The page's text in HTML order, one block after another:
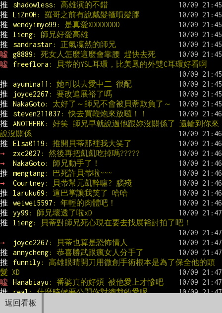
返回看板
推
shadowless: 高雄演的不錯
推
LiZnOH : 羅哥之前有說戴髮箍噴髮膠
推
wendyimyo99 : 是真愛XDDDDDDD
推
lieng: 師兄好愛高雄
推
sandrastar : 正氣凜然的師兄
噓
g8889 : 死女人怎麼這麼會靠腰 趕快去死
噓
freeflora : 貝蒂的YSL耳環，比美鳳的外雙C耳環好看啊
推 ayumina11 : 她可以去愛中二 很配
推
joyce2267 : 要改追展裕了嗎
推
NakaGoto: 太好了～師兄不會被貝蒂欺負了～
推
steven211037 : 快去買鞭炮來放囉！！
推
ANOTHERK: 好笑 師兄早就說過他跟妳沒關係了 還輪到你來
說沒關係
推
Elsa0119 : 推開貝蒂那裡我大笑了
→
zxc2027 : 然後再把凱凱吃掉嗎?????
→
NakaGoto: 師兄動手了！
推
mengtang: 巴死許貝蒂啦~~~
→
Courtney : 貝蒂幫元凱幹嘛? 腦殘
推
laruku69 : 這巴掌讓我笑了 哈哈
推
weiwei5597 : 年輕的肉體吧！
推
yy99 : 師兄壞透了啦xD
推
lieng: 貝蒂對師兄死心現在要去找展裕討拍了吧！
→ joyce2267 : 貝蒂也算是恐怖情人
推
annycheng: 恭喜勝武跟瘋女人分手了
推
funnily : 高雄眼睛開刀用微創手術根本是為了保全他的頭
髮 XD
噓
Hanabiayu : 番婆真的好煩 被他愛上才慘吧
推 real: 什麼時候要公開你對總裁的愛呢
推 ayumina11